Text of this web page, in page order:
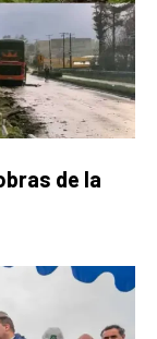
de la